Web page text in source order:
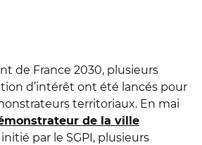
de France 2030, plusieurs
d’intérêt ont été lancés pour
territoriaux. En mai
de la ville
par le SGPI, plusieurs